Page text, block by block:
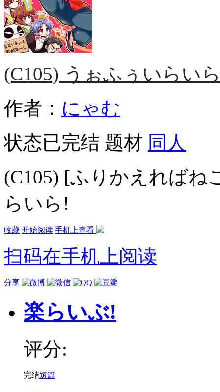
(C105) うぉふぅいらい
作者： にゃむ
状态已完结 题材 同人
(C105) [ふりかえればね
らいら!
收藏 开始阅读 手机上查看
扫码在手机上阅读
分享
楽らいぶ!
评分:
完结短篇